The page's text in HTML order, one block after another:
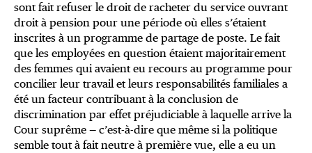
sont fait refuser le droit de racheter du service ouvrant
droit à pension pour une période où elles s’étaient
inscrites à un programme de partage de poste. Le fait
que les employées en question étaient majoritairement
des femmes qui avaient eu recours au programme pour
concilier leur travail et leurs responsabilités familiales a
été un facteur contribuant à la conclusion de
discrimination par effet préjudiciable à laquelle arrive la
Cour suprême — c’est-à-dire que même si la politique
semble tout à fait neutre à première vue, elle a eu un